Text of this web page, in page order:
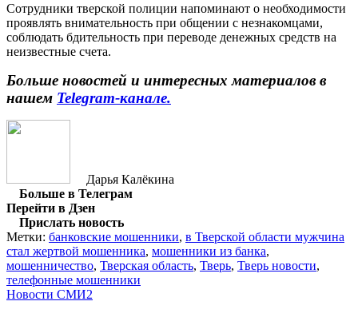
Сотрудники тверской полиции напоминают о необходимости
проявлять внимательность при общении с незнакомцами,
соблюдать бдительность при переводе денежных средств на
неизвестные счета.
Больше новостей и интересных материалов в
нашем Telegram-канале.
Дарья Калёкина
Больше в Телеграм
Перейти в Дзен
Прислать новость
Метки: банковские мошенники, в Тверской области мужчина
стал жертвой мошенника, мошенники из банка,
мошенничество, Тверская область, Тверь, Тверь новости,
телефонные мошенники
Новости СМИ2